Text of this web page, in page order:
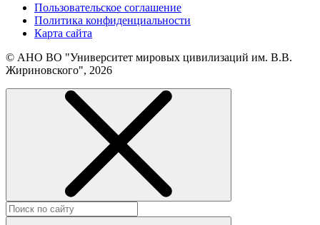
Пользовательское соглашение
Политика конфиденциальности
Карта сайта
© АНО ВО "Университет мировых цивилизаций им. В.В.
Жириновского", 2026